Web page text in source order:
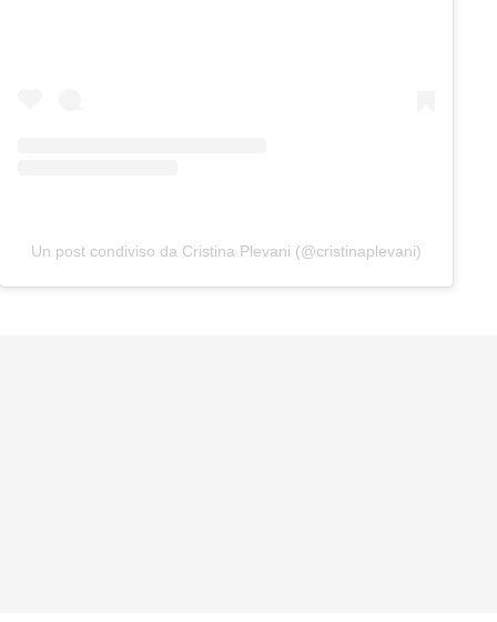
Un post condiviso da Cristina Plevani (@cristinaplevani)